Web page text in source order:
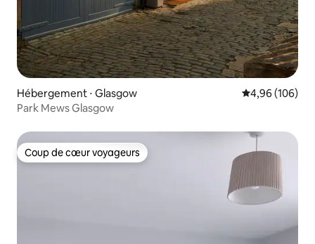
Hébergement ⋅ Glasgow Évaluation
4,96 (106)
Park Mews Glasgow
Coup de cœur voyageurs
Coup de cœur voyageurs